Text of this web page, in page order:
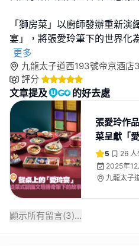
「獅房菜」以廚師發辦重新
宴」，將張愛玲筆下的世界化
更多
九龍太子道西193號帝京酒店
評分
文章提及 的好去處
張愛玲作
菜呈獻「愛
5 26 人
2025年
九龍太子
顯示所有留言(3)...